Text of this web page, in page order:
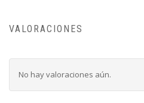
VALORACIONES
No hay valoraciones aún.